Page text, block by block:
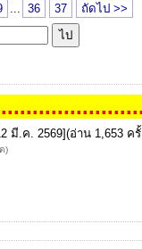
36 37
ถัดไป >>
......................
มี.ค. 2569](อ่าน 1,653 ค
)